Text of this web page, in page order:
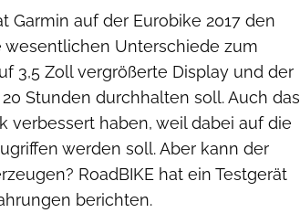
Garmin auf der Eurobike 2017 den
wesentlichen Unterschiede zum
3,5 Zoll vergrößerte Display und der
Stunden durchhalten soll. Auch das
verbessert haben, weil dabei auf die
werden soll. Aber kann der
RoadBIKE hat ein Testgerät
berichten.